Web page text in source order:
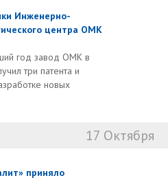
Инженерно-
центра ОМК
год завод ОМК в
три патента и
новых
17 Октября
приняло